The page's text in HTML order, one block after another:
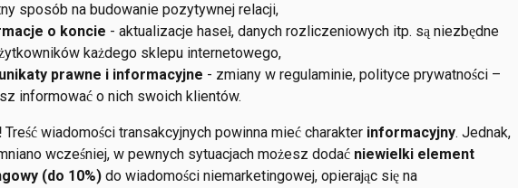
sposób na budowanie pozytywnej relacji,
o koncie - aktualizacje haseł, danych rozliczeniowych itp. są niezbędne
każdego sklepu internetowego,
prawne i informacyjne - zmiany w regulaminie, polityce prywatności –
informować o nich swoich klientów.
Treść wiadomości transakcyjnych powinna mieć charakter informacyjny. Jednak,
wcześniej, w pewnych sytuacjach możesz dodać niewielki element
(do 10%) do wiadomości niemarketingowej, opierając się na